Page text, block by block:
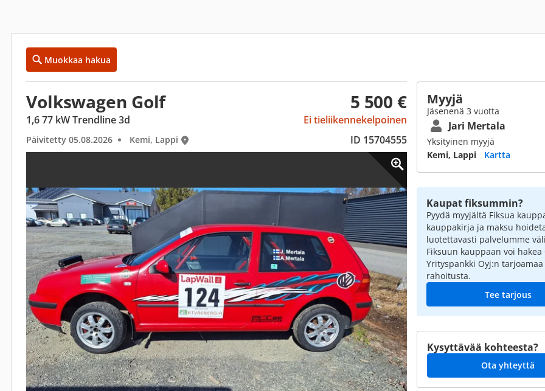
Muokkaa hakua
Volkswagen Golf 5 500 €
1,6 77 kW Trendline 3d Ei tieliikennekelpoinen
Päivitetty 05.08.2026 Kemi, Lappi ID 15704555
Myyjä
Jäsenenä 3 vuotta
Jari Mertala
Yksityinen myyjä
Kemi, Lappi
Kartta
Kaupat fiksummin?
Pyydä myyjältä Fiksua
kauppakirja ja maksu
luotettavasti palvelumme
Fiksuun kauppaan voi hakea
Yrityspankki Oyj:n tarjoamaa
rahoitusta.
Tee tarjous
Kysyttävää kohteesta?
Ota yhteyttä